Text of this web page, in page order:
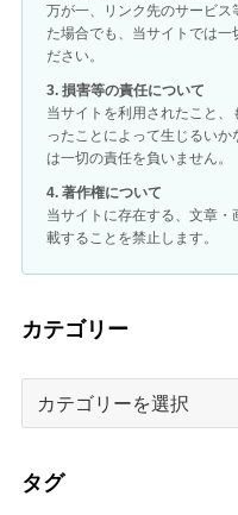
万が一、リンク先のサービス
た場合でも、当サイトでは一
ださい。
3. 損害等の責任について
当サイトを利用されたこと
ったことによって生じるい
は一切の責任を負いません。
4. 著作権について
当サイトに存在する、文章
載することを禁止します。
カテゴリー
リ
タグ